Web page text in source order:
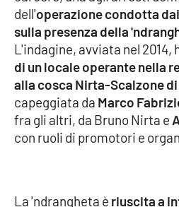
Ambiente
Cronaca
Cultura
Economia e Lavoro
dell'operazione condotta
sulla presenza della
L'indagine, avviata nel 2014,
di un locale operante nella
alla cosca Nirta-Scalzone di
capeggiata da Marco
fra gli altri, da Bruno Nirta e
con ruoli di promotori e
La 'ndrangheta è riuscita a